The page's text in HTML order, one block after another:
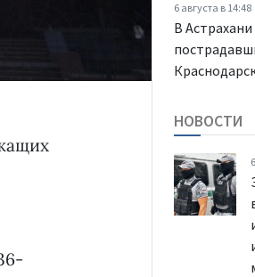
6 августа в 14:48
В
НОВОСТИ